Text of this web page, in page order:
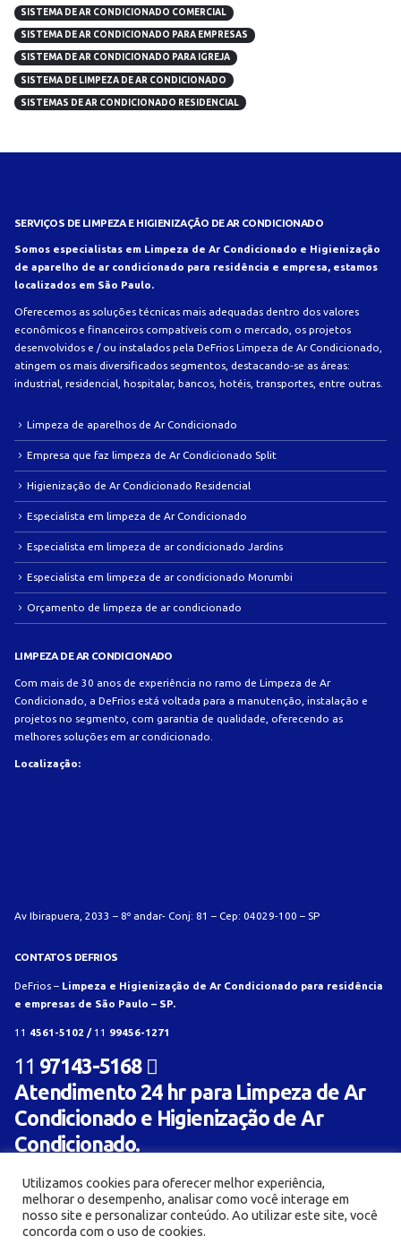
SISTEMA DE AR CONDICIONADO COMERCIAL
SISTEMA DE AR CONDICIONADO PARA EMPRESAS
SISTEMA DE AR CONDICIONADO PARA IGREJA
SISTEMA DE LIMPEZA DE AR CONDICIONADO
SISTEMAS DE AR CONDICIONADO RESIDENCIAL
SERVIÇOS DE LIMPEZA E HIGIENIZAÇÃO DE AR CONDICIONADO
Somos especialistas em Limpeza de Ar Condicionado e Higienização
de aparelho de ar condicionado para residência e empresa, estamos
localizados em São Paulo.
Oferecemos as soluções técnicas mais adequadas dentro dos valores
econômicos e financeiros compatíveis com o mercado, os projetos
desenvolvidos e / ou instalados pela DeFrios Limpeza de Ar Condicionado,
atingem os mais diversificados segmentos, destacando-se as áreas:
industrial, residencial, hospitalar, bancos, hotéis, transportes, entre outras.
Limpeza de aparelhos de Ar Condicionado
Empresa que faz limpeza de Ar Condicionado Split
Higienização de Ar Condicionado Residencial
Especialista em limpeza de Ar Condicionado
Especialista em limpeza de ar condicionado Jardins
Especialista em limpeza de ar condicionado Morumbi
Orçamento de limpeza de ar condicionado
LIMPEZA DE AR CONDICIONADO
Com mais de 30 anos de experiência no ramo de Limpeza de Ar
Condicionado, a DeFrios está voltada para a manutenção, instalação e
projetos no segmento, com garantia de qualidade, oferecendo as
melhores soluções em ar condicionado.
Localização:
Av Ibirapuera, 2033 – 8º andar- Conj: 81 – Cep: 04029-100 – SP
CONTATOS DEFRIOS
DeFrios – Limpeza e Higienização de Ar Condicionado para residência
e empresas de São Paulo – SP.
11 4561-5102 / 11 99456-1271
11 97143-5168
Atendimento 24 hr para Limpeza de Ar
Condicionado e Higienização de Ar
Condicionado.
Utilizamos cookies para oferecer melhor experiência,
melhorar o desempenho, analisar como você interage em
nosso site e personalizar conteúdo. Ao utilizar este site, você
concorda com o uso de cookies.